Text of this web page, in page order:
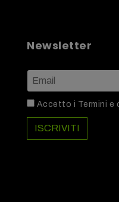
Newsletter
Accetto i Termini e
ISCRIVITI